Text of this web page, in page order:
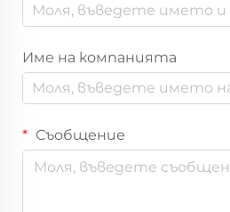
Име на компанията
Съобщение